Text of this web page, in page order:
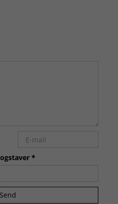
*
Send